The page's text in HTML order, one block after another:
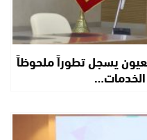
يسجل تطوراً ملحوظاً